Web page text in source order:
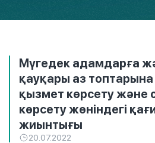
Мүгедек адамдарға
қауқары аз
қызмет көрсету және
көрсету жөніндегі
жиынтығы
20.07.2022